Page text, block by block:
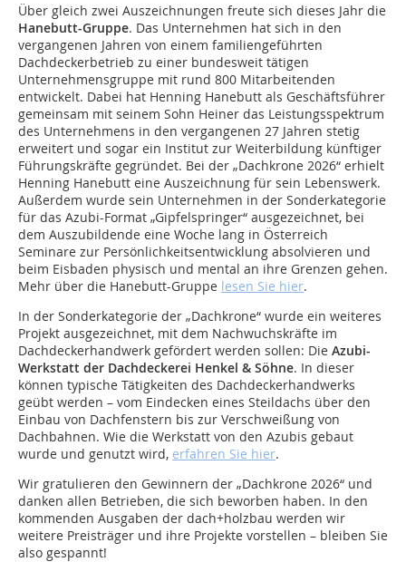
Über gleich zwei Auszeichnungen freute sich dieses Jahr die
Hanebutt-Gruppe. Das Unternehmen hat sich in den
vergangenen Jahren von einem familiengeführten
Dachdeckerbetrieb zu einer bundesweit tätigen
Unternehmensgruppe mit rund 800 Mitarbeitenden
entwickelt. Dabei hat Henning Hanebutt als Geschäftsführer
gemeinsam mit seinem Sohn Heiner das Leistungsspektrum
des Unternehmens in den vergangenen 27 Jahren stetig
erweitert und sogar ein Institut zur Weiterbildung künftiger
Führungskräfte gegründet. Bei der „Dachkrone 2026“ erhielt
Henning Hanebutt eine Auszeichnung für sein Lebenswerk.
Außerdem wurde sein Unternehmen in der Sonderkategorie
für das Azubi-Format „Gipfelspringer“ ausgezeichnet, bei
dem Auszubildende eine Woche lang in Österreich
Seminare zur Persönlichkeitsentwicklung absolvieren und
beim Eisbaden physisch und mental an ihre Grenzen gehen.
Mehr über die Hanebutt-Gruppe lesen Sie hier.
In der Sonderkategorie der „Dachkrone“ wurde ein weiteres
Projekt ausgezeichnet, mit dem Nachwuchskräfte im
Dachdeckerhandwerk gefördert werden sollen: Die Azubi-
Werkstatt der Dachdeckerei Henkel & Söhne. In dieser
können typische Tätigkeiten des Dachdeckerhandwerks
geübt werden – vom Eindecken eines Steildachs über den
Einbau von Dachfenstern bis zur Verschweißung von
Dachbahnen. Wie die Werkstatt von den Azubis gebaut
wurde und genutzt wird, erfahren Sie hier.
Wir gratulieren den Gewinnern der „Dachkrone 2026“ und
danken allen Betrieben, die sich beworben haben. In den
kommenden Ausgaben der dach+holzbau werden wir
weitere Preisträger und ihre Projekte vorstellen – bleiben Sie
also gespannt!